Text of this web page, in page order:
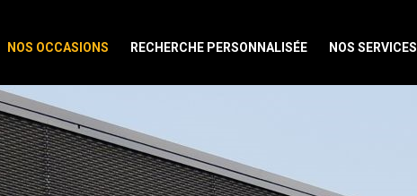
NOS OCCASIONS RECHERCHE PERSONNALISÉE NOS SERVICES